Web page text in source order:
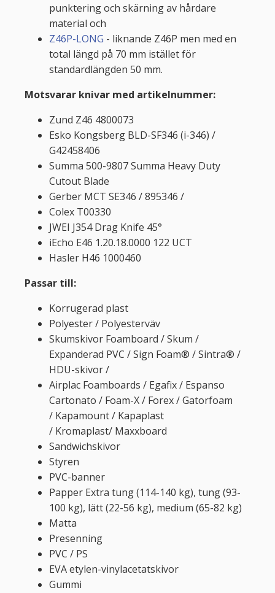
punktering och skärning av hårdare
material och
Z46P-LONG - liknande Z46P men med en
total längd på 70 mm istället för
standardlängden 50 mm.
Motsvarar knivar med artikelnummer:
Zund Z46 4800073
Esko Kongsberg BLD-SF346 (i-346) /
G42458406
Summa 500-9807 Summa Heavy Duty
Cutout Blade
Gerber MCT SE346 / 895346 /
Colex T00330
JWEI J354 Drag Knife 45°
iEcho E46 1.20.18.0000 122 UCT
Hasler H46 1000460
Passar till:
Korrugerad plast
Polyester / Polyesterväv
Skumskivor Foamboard / Skum /
Expanderad PVC / Sign Foam® / Sintra® /
HDU-skivor /
Airplac Foamboards / Egafix / Espanso
Cartonato / Foam-X / Forex / Gatorfoam
/ Kapamount / Kapaplast
/ Kromaplast/ Maxxboard
Sandwichskivor
Styren
PVC-banner
Papper Extra tung (114-140 kg), tung (93-
100 kg), lätt (22-56 kg), medium (65-82 kg)
Matta
Presenning
PVC / PS
EVA etylen-vinylacetatskivor
Gummi